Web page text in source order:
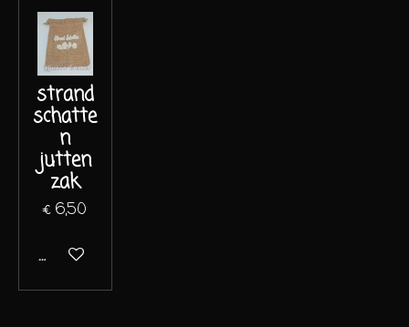
strand
schatte
n
jutten
zak
€ 6,50
In winkelwagen